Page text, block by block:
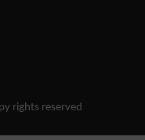
rights reserved